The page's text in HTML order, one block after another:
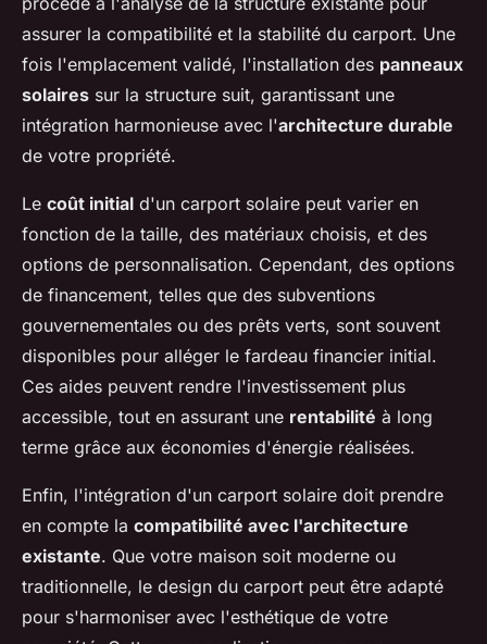
assurer la compatibilité et la stabilité du carport. Une
fois l'emplacement validé, l'installation des panneaux
solaires sur la structure suit, garantissant une
intégration harmonieuse avec l'architecture durable
de votre propriété.
Le coût initial d'un carport solaire peut varier en
fonction de la taille, des matériaux choisis, et des
options de personnalisation. Cependant, des options
de financement, telles que des subventions
gouvernementales ou des prêts verts, sont souvent
disponibles pour alléger le fardeau financier initial.
Ces aides peuvent rendre l'investissement plus
accessible, tout en assurant une rentabilité à long
terme grâce aux économies d'énergie réalisées.
Enfin, l'intégration d'un carport solaire doit prendre
en compte la compatibilité avec l'architecture
existante. Que votre maison soit moderne ou
traditionnelle, le design du carport peut être adapté
pour s'harmoniser avec l'esthétique de votre